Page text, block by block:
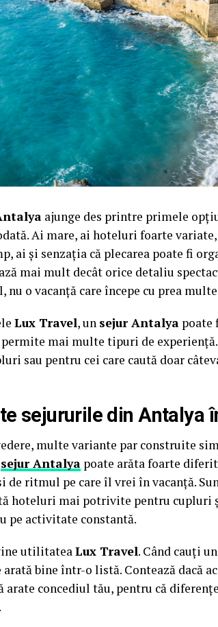
ajunge des printre primele
Ai mare, ai hoteluri foarte
ai și senzația că plecarea poate fi
mai mult decât orice detaliu
nu o vacanță care începe cu prea
Lux Travel, un sejur Antalya poate
mai multe tipuri de
sau pentru cei care caută doar
sejururile din Antalya
multe variante par construite
sejur Antalya poate arăta foarte
de ritmul pe care îl vrei în vacanță.
hoteluri mai potrivite pentru cupluri
pe activitate constantă.
utilitateaLux Travel. Când cauți un
arată bine într-o listă. Contează dacă
arate concediul tău, pentru că